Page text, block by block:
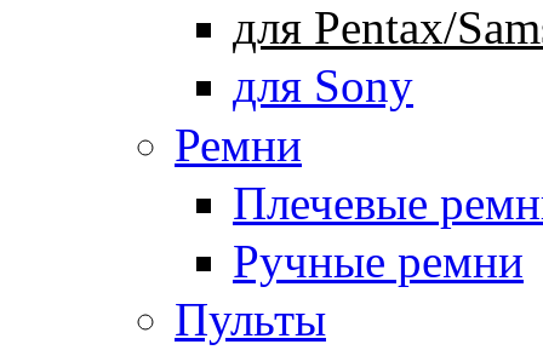
для Pentax/
для Sony
Ремни
Плечевые
Ручные ремни
Пульты